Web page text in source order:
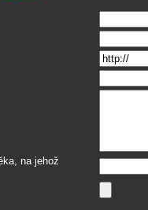
na jehož